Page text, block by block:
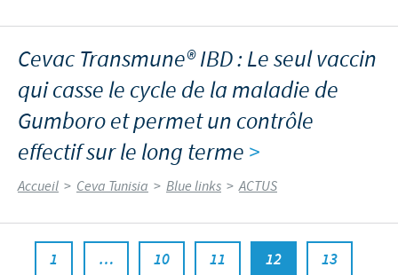
Cevac Transmune® IBD : Le seul vaccin
qui casse le cycle de la maladie de
Gumboro et permet un contrôle
effectif sur le long terme >
Accueil > Ceva Tunisia > Blue links > ACTUS
1 … 10 11 12 13